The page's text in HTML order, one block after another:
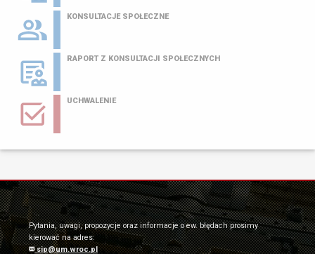
KONSULTACJE SPOŁECZNE
RAPORT Z KONSULTACJI SPOŁECZNYCH
UCHWALENIE
Pytania, uwagi, propozycje oraz informacje o ew. błędach prosimy
kierować na adres:
sip@um.wroc.pl